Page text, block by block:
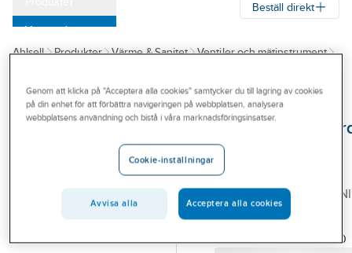
Varumärken
Kampanjer
Outlet
Branscher
Beställ direkt
Ahlsell Produkter Värme & Sanitet
Ventiler och mätinstrument
BEULCO
till vattenmätare,
Beulco
PLAST, BEULCO
0269901000
Genom att klicka på "Acceptera alla cookies" samtycker du till lagring av cookies
på din enhet för att förbättra navigeringen på webbplatsen, analysera
webbplatsens användning och bistå i våra marknadsföringsinsatser.
Cookie-inställningar
Avvisa alla Acceptera alla cookies